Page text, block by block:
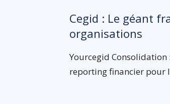
Cegid : Le géant
organisations
Yourcegid
reporting financier pour